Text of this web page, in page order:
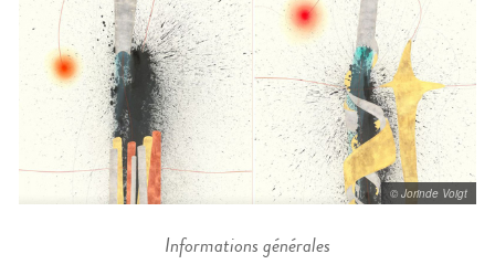
© Jorinde Voigt
Informations générales